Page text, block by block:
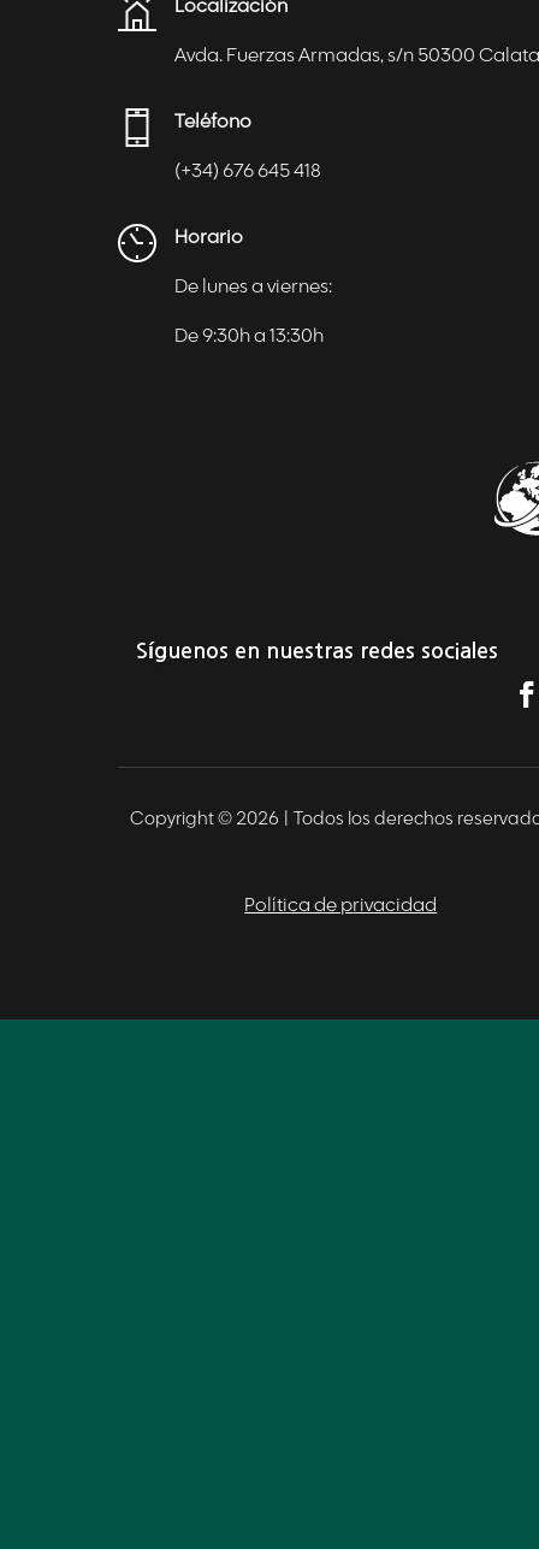
Localización
Avda. Fuerzas Armadas, s/n 50300
Teléfono
(+34) 676 645 418
Horario
De lunes a viernes:
De 9:30h a 13:30h
Síguenos en nuestras redes sociales
Copyright © 2026 | Todos los derechos
Política de privacidad